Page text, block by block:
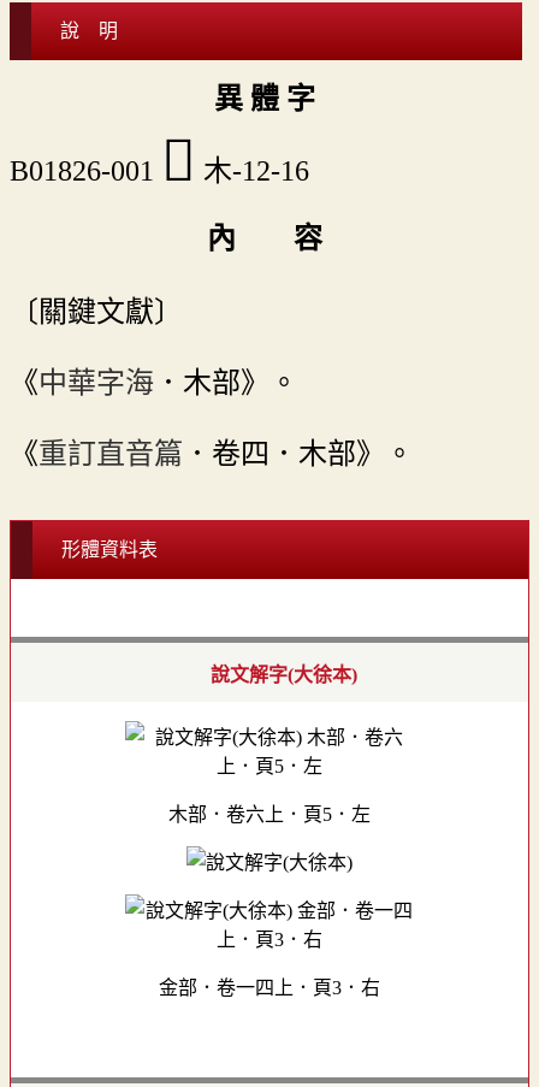
說 明
異 體 字
B01826-001 󷰦 木-12-16
內 容
〔關鍵文獻〕
《中華字海 ．木部》。
《重訂直音篇 ．卷四．木部》。
形體資料表
說文解字(大徐本)
木部．卷六上．頁5．左
金部．卷一四上．頁3．右